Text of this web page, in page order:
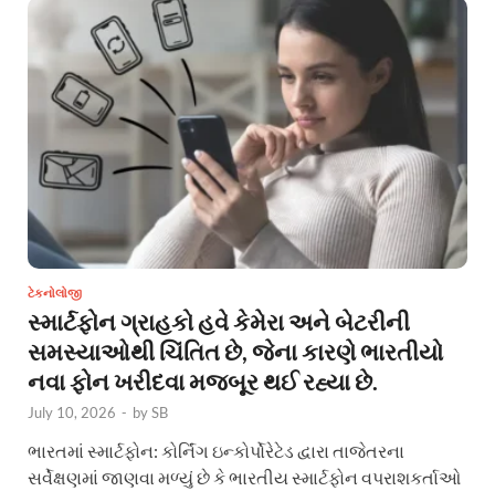
ટેકનોલોજી
સ્માર્ટફોન ગ્રાહકો હવે કેમેરા અને બેટરીની
સમસ્યાઓથી ચિંતિત છે, જેના કારણે ભારતીયો
નવા ફોન ખરીદવા મજબૂર થઈ રહ્યા છે.
July 10, 2026 - bySB
ભારતમાં સ્માર્ટફોન: કોર્નિંગ ઇન્કોર્પોરેટેડ દ્વારા તાજેતરના
સર્વેક્ષણમાં જાણવા મળ્યું છે કે ભારતીય સ્માર્ટફોન વપરાશકર્તાઓ